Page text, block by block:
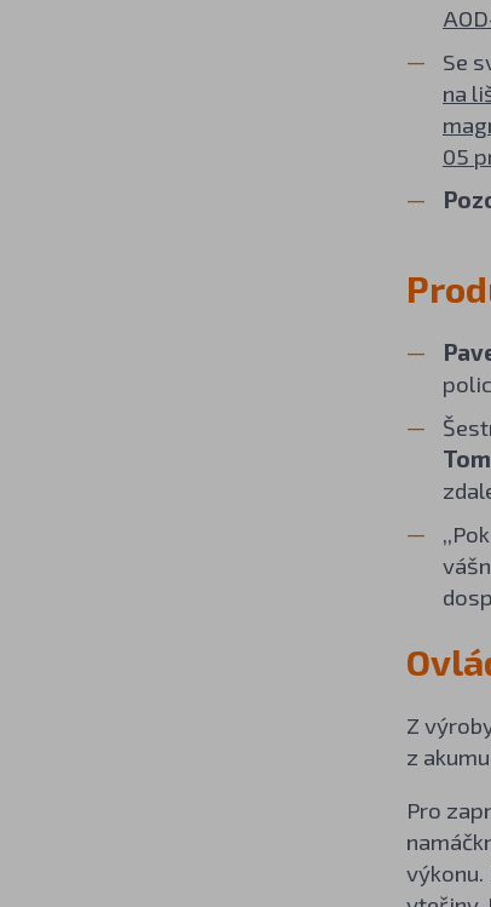
Se
na
05
Z
z
Pro